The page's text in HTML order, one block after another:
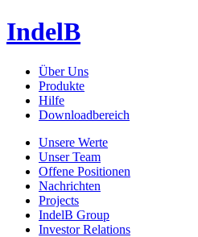
IndelB
Über Uns
Produkte
Hilfe
Downloadbereich
Unsere Werte
Unser Team
Offene Positionen
Nachrichten
Projects
IndelB Group
Investor Relations